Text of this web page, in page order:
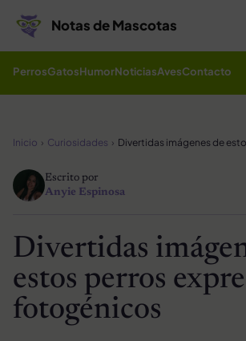
Notas de Mascotas
PerrosGatosHumorNoticiasAvesContacto
Inicio Curiosidades
Escrito por
Anyie Espinosa
Divertidas
estos perros
fotogénicos